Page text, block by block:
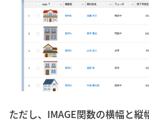
ただし、IMAGE関数の横幅と